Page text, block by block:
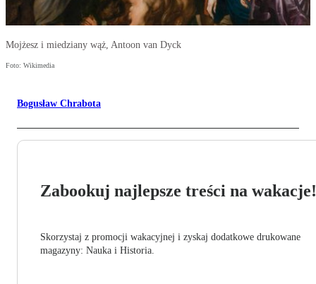
Mojżesz i miedziany wąż, Antoon van Dyck
Foto: Wikimedia
Bogusław Chrabota
Zabookuj najlepsze treści na wakacje!
Skorzystaj z promocji wakacyjnej i zyskaj dodatkowe drukowane
magazyny: Nauka i Historia.